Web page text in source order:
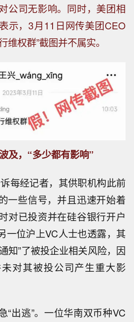
公司无影响。同时，美团相
示，3月11日网传美团CEO
维权群”截图并不属实。
及，“多少都有影响”
每经记者，其供职机构此前
一些信号，并且迅速开始着
对已投资并在硅谷银行开户
一位沪上VC人士也透露，其
知”了被投企业相关风险，因
对其被投公司产生重大影
“出逃”。一位华南双币种VC